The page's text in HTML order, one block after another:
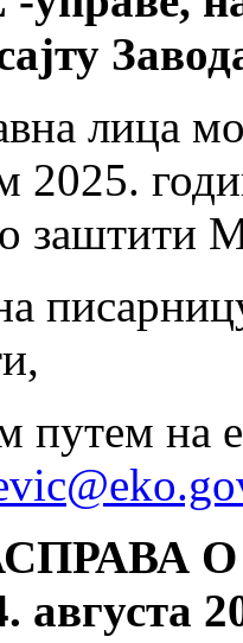
лица
2025.
заштити
путем на
августа